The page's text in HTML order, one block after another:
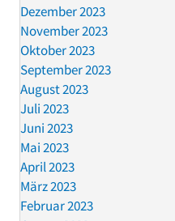
Dezember 2023
November 2023
Oktober 2023
September 2023
August 2023
Juli 2023
Juni 2023
Mai 2023
April 2023
März 2023
Februar 2023